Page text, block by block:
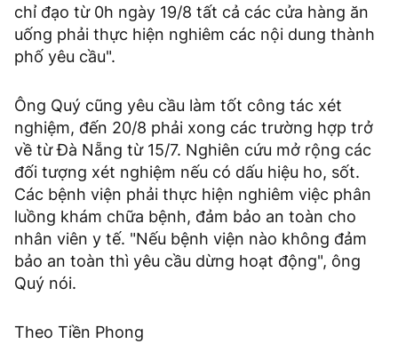
chỉ đạo từ 0h ngày 19/8 tất cả các cửa hàng ăn
uống phải thực hiện nghiêm các nội dung thành
phố yêu cầu".
Ông Quý cũng yêu cầu làm tốt công tác xét
nghiệm, đến 20/8 phải xong các trường hợp trở
về từ Đà Nẵng từ 15/7. Nghiên cứu mở rộng các
đối tượng xét nghiệm nếu có dấu hiệu ho, sốt.
Các bệnh viện phải thực hiện nghiêm việc phân
luồng khám chữa bệnh, đảm bảo an toàn cho
nhân viên y tế. "Nếu bệnh viện nào không đảm
bảo an toàn thì yêu cầu dừng hoạt động", ông
Quý nói.
Theo Tiền Phong